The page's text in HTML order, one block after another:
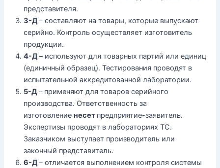
представителя.
3-Д– составляют на товары, которые выпускают
серийно. Контроль осуществляет изготовитель
продукции.
4-Д– используют для товарных партий или единиц
(единичный образец). Тестирования проводят в
испытательной аккредитованной лаборатории.
5-Д– применяют для товаров серийного
производства. Ответственность за
изготовление несет предприятие-заявитель.
Экспертизы проводят в лабораториях ТС.
Заказчиком выступает производитель или
законный представитель.
6-Д– отличается выполнением контроля системы